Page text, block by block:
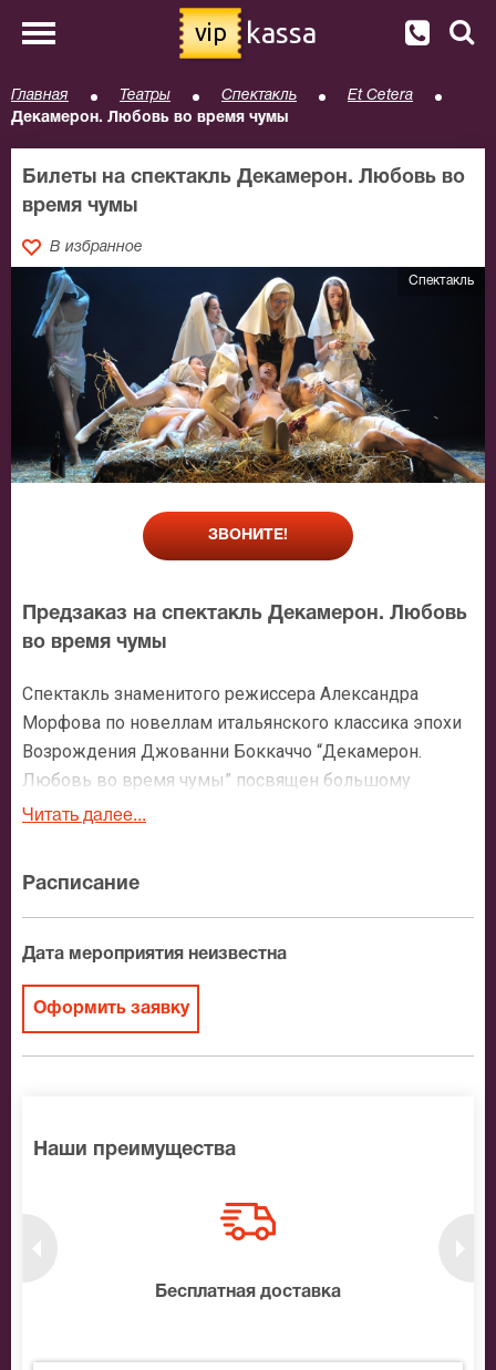
vip kassa
Главная Театры Спектакль
Et Cetera
Декамерон. Любовь во время чумы
Билеты на спектакль Декамерон. Любовь во
время чумы
В избранное
Спектакль
ЗВОНИТЕ!
Предзаказ на спектакль Декамерон. Любовь
во время чумы
Спектакль знаменитого режиссера Александра
Морфова по новеллам итальянского классика эпохи
Возрождения Джованни Боккаччо “Декамерон.
Любовь во время чумы” посвящен большому
юбилею. В нынешнем году исполнилось 665 лет со
зрителю. О чем эта постановка - о любви, прекрасной
и всеобъемлющей, вечной и незабываемой. Спешите
заказать билеты на спектакль “Декамерон. Любовь
во время чумы”.
Читать далее...
Расписание
Дата мероприятия неизвестна
Оформить заявку
Наши преимущества
Бесплатная доставка